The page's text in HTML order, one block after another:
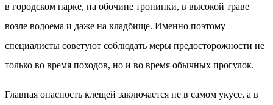
в городском парке, на обочине тропинки, в высокой траве
возле водоема и даже на кладбище. Именно поэтому
специалисты советуют соблюдать меры предосторожности не
только во время походов, но и во время обычных прогулок.
Главная опасность клещей заключается не в самом укусе, а в